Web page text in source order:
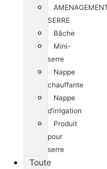
SERRE
Bâche
Mini-
serre
Nappe
chauffante
Nappe
d’irrigation
Produit
pour
serre
Toute